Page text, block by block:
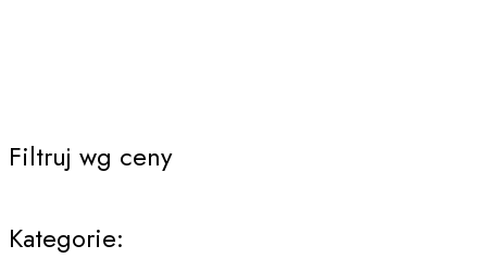
Filtruj wg ceny
Kategorie: